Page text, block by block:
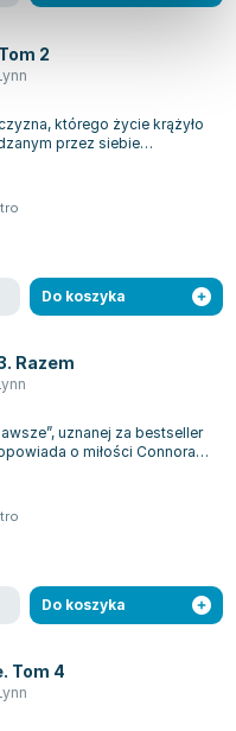
2
którego życie krążyło
przez siebie
znajomości z k...
Do koszyka
Razem
uznanej za bestseller
o miłości Connora i
Do koszyka
Tom 4